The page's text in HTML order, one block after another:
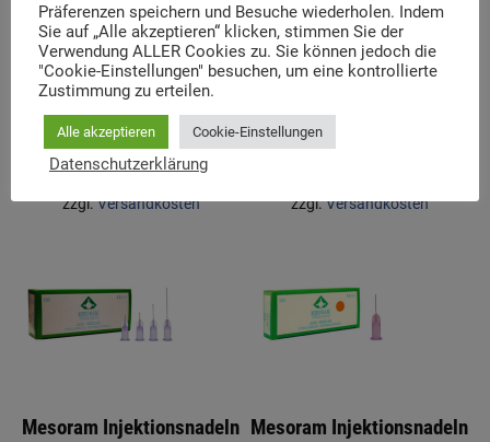
Mesoram Injektionsnadeln
Einfach 27G/0.40x6mm
40,20€
inkl. 19 % MwSt.
zzgl.Versandkosten
Mesoram Injektionsnadeln
zzgl.Versandkosten
Mesoram Injektionsnadeln Mesoram Injektionsnadeln
Präferenzen speichern und Besuche wiederholen. Indem
Sie auf „Alle akzeptieren“ klicken, stimmen Sie der
Verwendung ALLER Cookies zu. Sie können jedoch die
"Cookie-Einstellungen" besuchen, um eine kontrollierte
Zustimmung zu erteilen.
Alle akzeptieren Cookie-Einstellungen
Datenschutzerklärung